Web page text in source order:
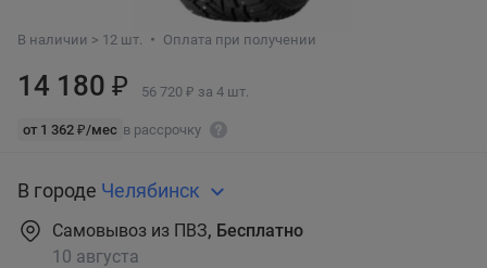
В наличии > 12 шт. Оплата при получении
14 180 ₽ 56 720 ₽ за 4 шт.
от 1 362 ₽/мес в рассрочку
В городе Челябинск
Самовывоз из ПВЗ, Бесплатно
10 августа